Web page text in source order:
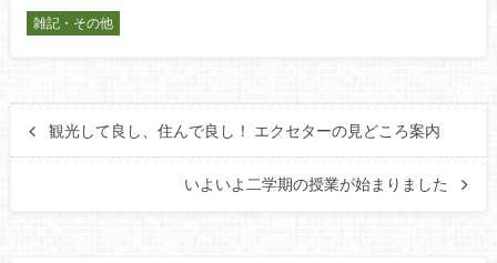
雑記・その他
観光して良し、住んで良し！ エクセターの見どころ案内
いよいよ二学期の授業が始まりました